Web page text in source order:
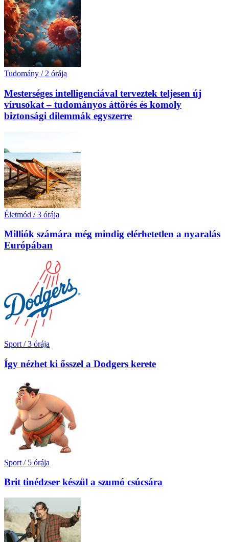
Tudomány / 2 órája
Mesterséges intelligenciával terveztek teljesen új
vírusokat – tudományos áttörés és komoly
biztonsági dilemmák egyszerre
Életmód / 3 órája
Milliók számára még mindig elérhetetlen a nyaralás
Európában
Sport / 3 órája
Így nézhet ki ősszel a Dodgers kerete
Sport / 5 órája
Brit tinédzser készül a szumó csúcsára